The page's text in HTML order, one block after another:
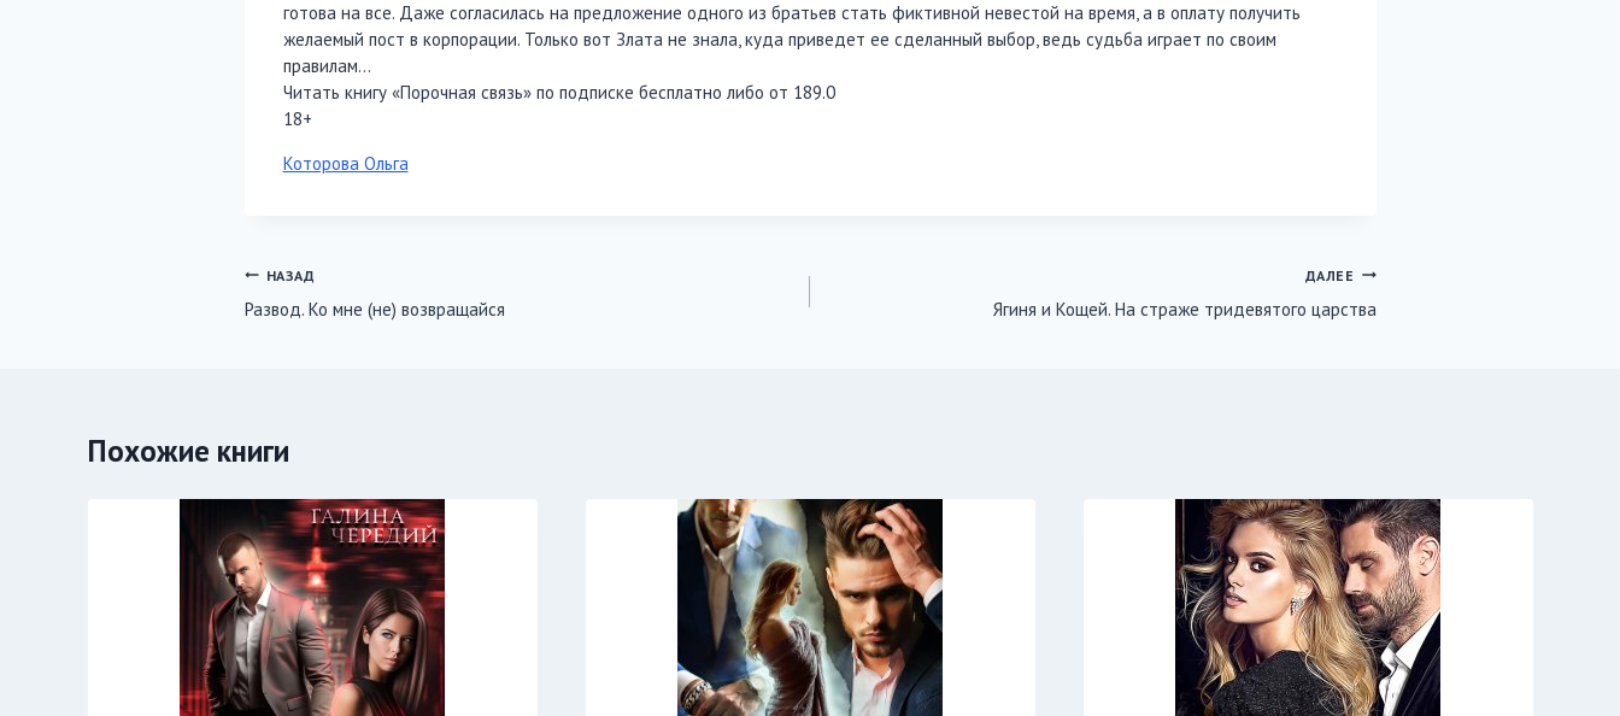
готова на все. Даже согласилась на предложение одного из братьев стать фиктивной невестой на время, а в оплату получить
желаемый пост в корпорации. Только вот Злата не знала, куда приведет ее сделанный выбор, ведь судьба играет по своим
правилам…
Читать книгу «Порочная связь» по подписке бесплатно либо от 189.0
18+
Метки
Которова Ольга
Навигация
по
НАЗАД
Развод. Ко мне (не) возвращайся
ДАЛЕЕ
Ягиня и Кощей. На страже тридевятого царства
Похожие книги